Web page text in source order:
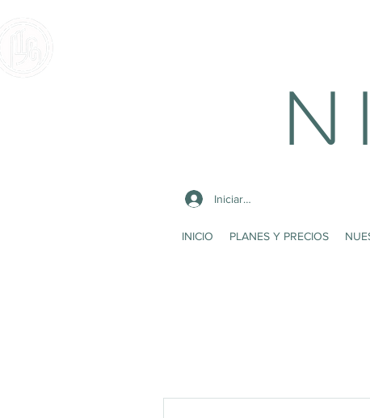
N
Iniciar sesión
INICIO PLANES Y PRECIOS